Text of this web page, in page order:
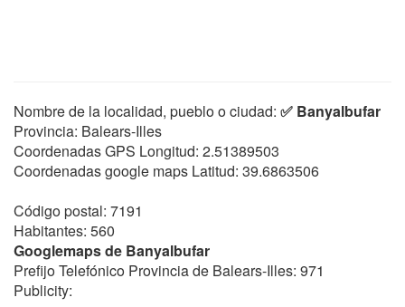
Nombre de la localidad, pueblo o ciudad: ✅ Banyalbufar
Provincia: Balears-Illes
Coordenadas GPS Longitud: 2.51389503
Coordenadas google maps Latitud: 39.6863506
Código postal: 7191
Habitantes: 560
Googlemaps de Banyalbufar
Prefijo Telefónico Provincia de Balears-Illes: 971
Publicity: